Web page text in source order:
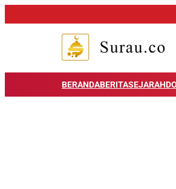
BERANDABERITASEJARAH